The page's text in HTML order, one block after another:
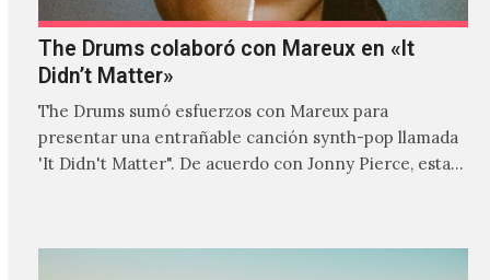
The Drums colaboró con Mareux en «It
Didn’t Matter»
The Drums sumó esfuerzos con Mareux para
presentar una entrañable canción synth-pop llamada
'It Didn't Matter". De acuerdo con Jonny Pierce, esta